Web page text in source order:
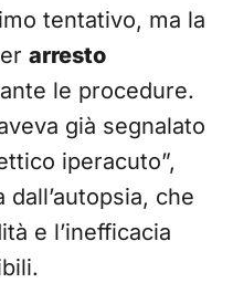
tentativo, ma la
arresto
le procedure.
già segnalato
iperacuto”,
che
e l’inefficacia